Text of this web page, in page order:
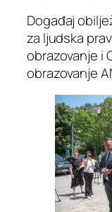
Događaj
za ljudska
obrazovanje i
obrazovanje